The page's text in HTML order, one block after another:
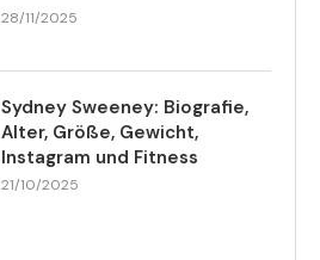
28/11/2025
Sydney Sweeney: Biografie,
Alter, Größe, Gewicht,
Instagram und Fitness
21/10/2025